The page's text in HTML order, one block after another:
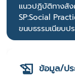
แนวปฏิบัติทางสั
SP:Social
ขนบธรรมเนียบป
ข้อมูล/ปร